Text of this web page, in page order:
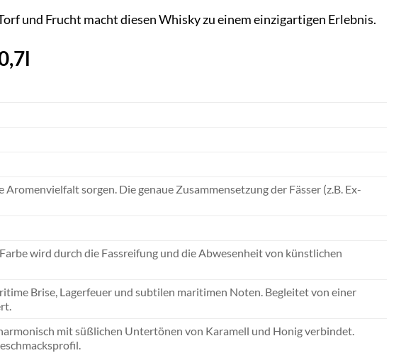
und Frucht macht diesen Whisky zu einem einzigartigen Erlebnis.
sorgen. Die genaue Zusammensetzung der Fässer (z.B. Ex-
wird durch die Fassreifung und die Abwesenheit von künstlichen
Brise, Lagerfeuer und subtilen maritimen Noten. Begleitet von einer
mit süßlichen Untertönen von Karamell und Honig verbindet.